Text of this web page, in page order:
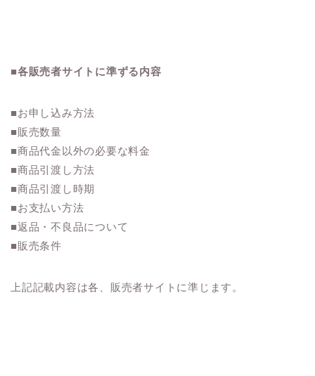
■各販売者サイトに準ずる内容
■お申し込み方法
■販売数量
■商品代金以外の必要な料金
■商品引渡し方法
■商品引渡し時期
■お支払い方法
■返品・不良品について
■販売条件
上記記載内容は各、販売者サイトに準じます。